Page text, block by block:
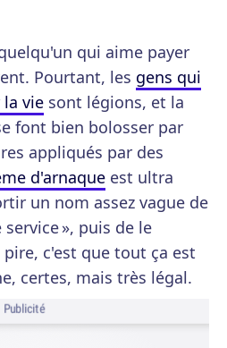
qui aime payer
Pourtant, les gens qui
vie sont légions, et la
font bien bolosser par
appliqués par des
d'arnaque est ultra
un nom assez vague de
», puis de le
c'est que tout ça est
certes, mais très légal.
Publicité